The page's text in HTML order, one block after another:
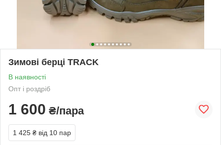
Зимові берці TRACK
В наявності
Опт і роздріб
1 600 ₴/пара
1 425 ₴ від 10 пар